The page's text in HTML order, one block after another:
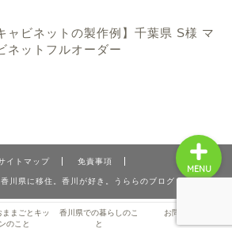
ャビネットの製作例】千葉県 S様 マ
ネットフルオーダー
イトマップ 免責事項
県に移住。香川が好き。うららのブログ
ままごとキッ
のこと
香川県での暮らしのこ
と
お問い合わせ
MENU
香川県での暮らしのこと